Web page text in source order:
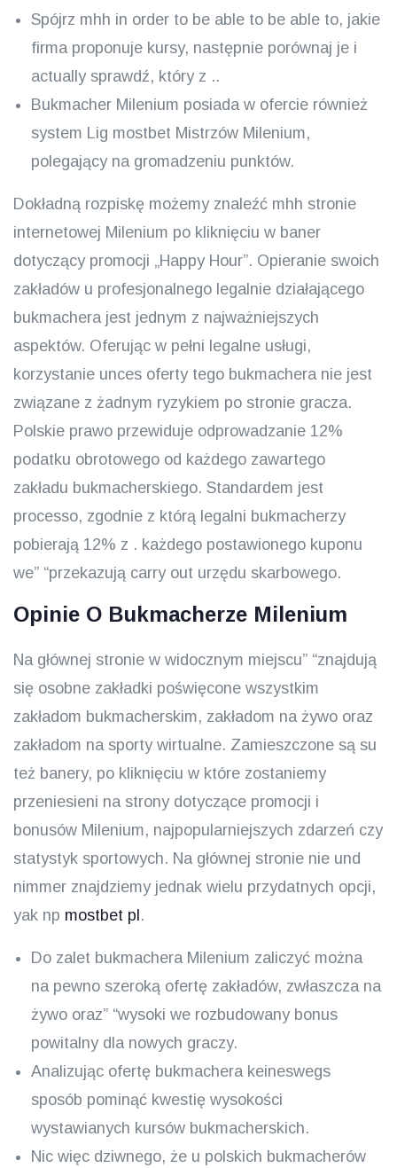
Spójrz mhh in order to be able to be able to, jakie
firma proponuje kursy, następnie porównaj je i
actually sprawdź, który z ..
Bukmacher Milenium posiada w ofercie również
system Lig mostbet Mistrzów Milenium,
polegający na gromadzeniu punktów.
Dokładną rozpiskę możemy znaleźć mhh stronie
internetowej Milenium po kliknięciu w baner
dotyczący promocji „Happy Hour”. Opieranie swoich
zakładów u profesjonalnego legalnie działającego
bukmachera jest jednym z najważniejszych
aspektów. Oferując w pełni legalne usługi,
korzystanie unces oferty tego bukmachera nie jest
związane z żadnym ryzykiem po stronie gracza.
Polskie prawo przewiduje odprowadzanie 12%
podatku obrotowego od każdego zawartego
zakładu bukmacherskiego. Standardem jest
processo, zgodnie z którą legalni bukmacherzy
pobierają 12% z . każdego postawionego kuponu
we” “przekazują carry out urzędu skarbowego.
Opinie O Bukmacherze Milenium
Na głównej stronie w widocznym miejscu” “znajdują
się osobne zakładki poświęcone wszystkim
zakładom bukmacherskim, zakładom na żywo oraz
zakładom na sporty wirtualne. Zamieszczone są su
też banery, po kliknięciu w które zostaniemy
przeniesieni na strony dotyczące promocji i
bonusów Milenium, najpopularniejszych zdarzeń czy
statystyk sportowych. Na głównej stronie nie und
nimmer znajdziemy jednak wielu przydatnych opcji,
yak np mostbet pl .
Do zalet bukmachera Milenium zaliczyć można
na pewno szeroką ofertę zakładów, zwłaszcza na
żywo oraz” “wysoki we rozbudowany bonus
powitalny dla nowych graczy.
Analizując ofertę bukmachera keineswegs
sposób pominąć kwestię wysokości
wystawianych kursów bukmacherskich.
Nic więc dziwnego, że u polskich bukmacherów